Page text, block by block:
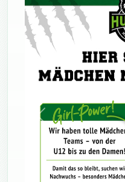
Vorheriges Bild